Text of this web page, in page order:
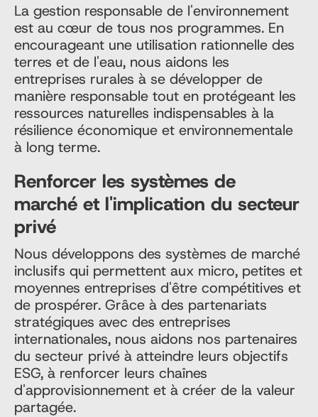
La gestion responsable de l'environnement
est au cœur de tous nos programmes. En
encourageant une utilisation rationnelle des
terres et de l'eau, nous aidons les
entreprises rurales à se développer de
manière responsable tout en protégeant les
ressources naturelles indispensables à la
résilience économique et environnementale
à long terme.
Renforcer les systèmes de
marché et l'implication du secteur
privé
Nous développons des systèmes de marché
inclusifs qui permettent aux micro, petites et
moyennes entreprises d'être compétitives et
de prospérer. Grâce à des partenariats
stratégiques avec des entreprises
internationales, nous aidons nos partenaires
du secteur privé à atteindre leurs objectifs
ESG, à renforcer leurs chaînes
d'approvisionnement et à créer de la valeur
partagée.